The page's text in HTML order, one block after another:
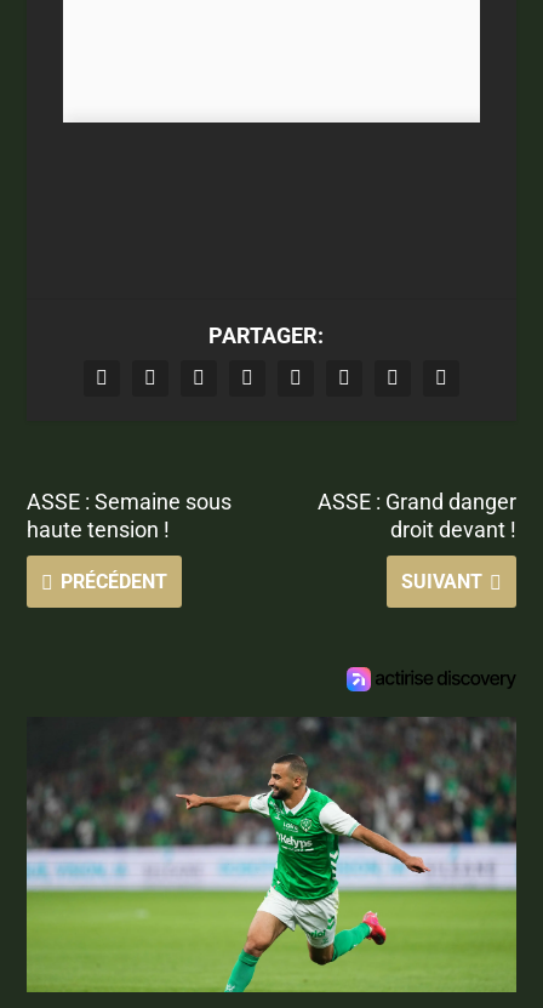
PARTAGER:
ASSE : Semaine sous
haute tension !
PRÉCÉDENT
ASSE : Grand danger
droit devant !
SUIVANT